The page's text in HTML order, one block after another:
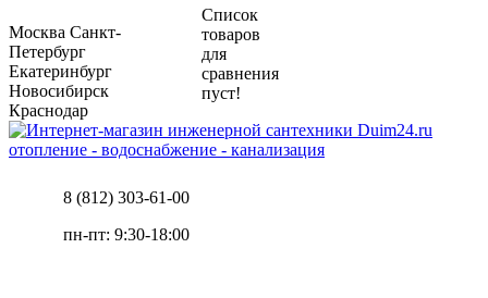
Москва Санкт-
Петербург
Екатеринбург
Новосибирск
Краснодар
Список
товаров
для
сравнения
пуст!
отопление - водоснабжение - канализация
8 (812) 303-61-00
пн-пт: 9:30-18:00